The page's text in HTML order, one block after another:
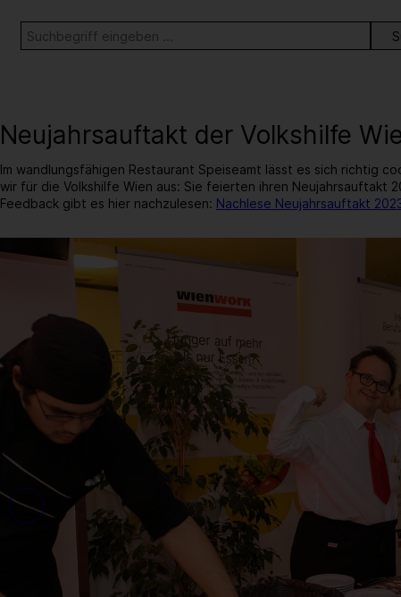
Stichwortsuche
SUCHE
Neujahrsauftakt der Volkshilfe
Im wandlungsfähigen Restaurant Speiseamt lässt es sich richtig
wir für die Volkshilfe Wien aus: Sie feierten ihren Neujahrsauftakt
Feedback gibt es hier nachzulesen: Nachlese Neujahrsauftakt